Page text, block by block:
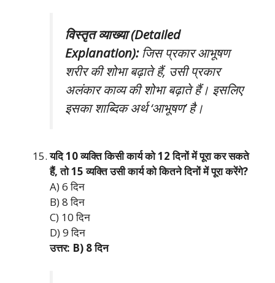
विस्तृत व्याख्या (Detailed
Explanation):जिस प्रकार आभूषण
शरीर की शोभा बढ़ाते हैं, उसी प्रकार
अलंकार काव्य की शोभा बढ़ाते हैं। इसलिए
इसका शाब्दिक अर्थ ‘आभूषण’ है।
यदि 10 व्यक्ति किसी कार्य को 12 दिनों में पूरा कर सकते
हैं, तो 15 व्यक्ति उसी कार्य को कितने दिनों में पूरा करेंगे?
A) 6 दिन
B) 8 दिन
C) 10 दिन
D) 9 दिन
उत्तर: B) 8 दिन